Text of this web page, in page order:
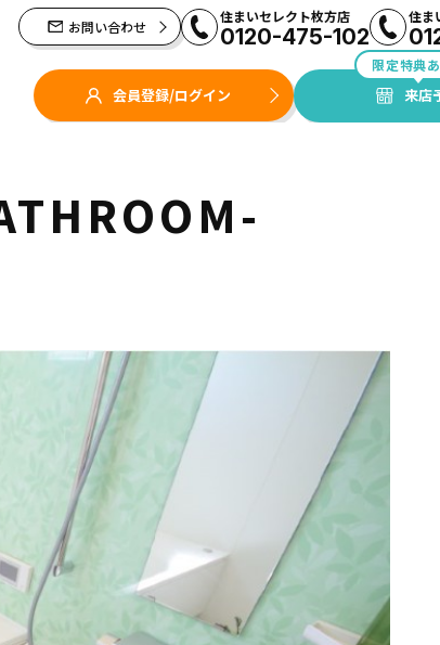
お問い合わせ
住まいセレクト枚方店
0120-475-102
住ま
会員登録/ログイン
限定特典あ
来店